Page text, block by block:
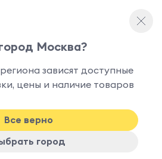
Москва?
зависят доступные
цены и наличие товаров
Все верно
город